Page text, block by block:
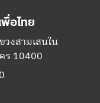
อไทย
งสามเสนใน
ร 10400